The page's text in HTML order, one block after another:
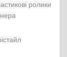
ролики